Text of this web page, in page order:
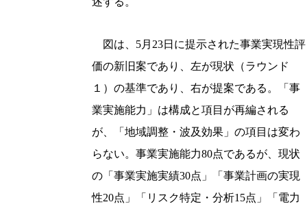
図は、5月23日に提示された事業実現性評
価の新旧案であり、左が現状（ラウンド
１）の基準であり、右が提案である。「事
業実施能力」は構成と項目が再編される
が、「地域調整・波及効果」の項目は変わ
らない。事業実施能力80点であるが、現状
の「事業実施実績30点」「事業計画の実現
性20点」「リスク特定・分析15点」「電力